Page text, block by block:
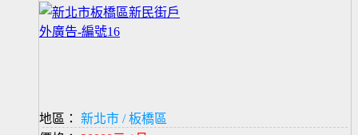
地區：
新北市 / 板橋區